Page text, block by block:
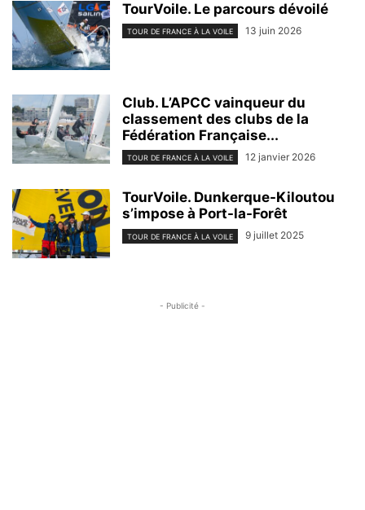
TourVoile. Le parcours dévoilé
TOUR DE FRANCE À LA VOILE 13 juin 2026
Club. L’APCC vainqueur du
classement des clubs de la
Fédération Française...
TOUR DE FRANCE À LA VOILE 12 janvier 2026
TourVoile. Dunkerque-Kiloutou
s’impose à Port-la-Forêt
TOUR DE FRANCE À LA VOILE 9 juillet 2025
- Publicité -